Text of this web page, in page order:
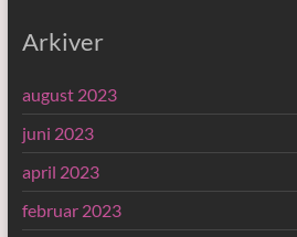
Arkiver
august 2023
juni 2023
april 2023
februar 2023